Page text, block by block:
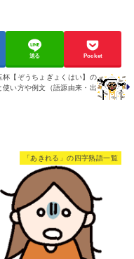
送る Pocket
杯【ぞうちょぎょくはい】の
使い方や例文（語源由来・出
「あきれる」の四字熟語一覧